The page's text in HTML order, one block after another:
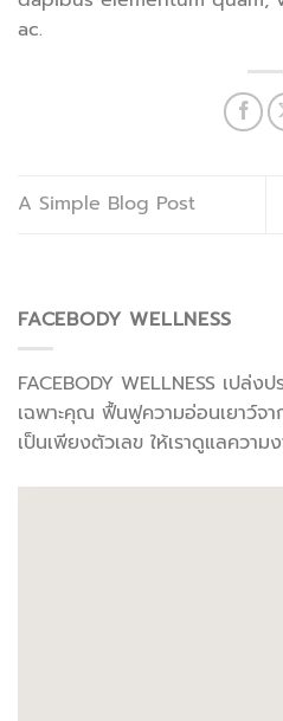
ac.
A Simple Blog Post
FACEBODY WELLNESS
FACEBODY WELLNESS เปล่
เฉพาะคุณ ฟื้นฟูความอ่อนเยาว์จา
เป็นเพียงตัวเลข ให้เราดูแลความ